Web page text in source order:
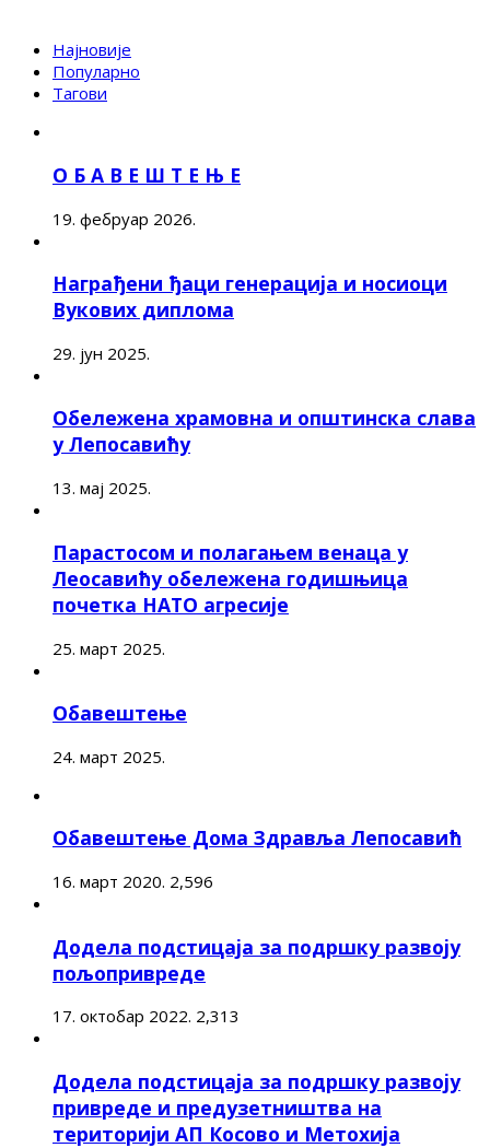
Најновије
Популарно
Тагови
О Б А В Е Ш Т Е Њ Е
19. фебруар 2026.
Награђени ђаци генерација и носиоци
Вукових диплома
29. јун 2025.
Обележена храмовна и општинска слава
у Лепосавићу
13. мај 2025.
Парастосом и полагањем венаца у
Леосавићу обележена годишњица
почетка НАТО агресије
25. март 2025.
Обавештење
24. март 2025.
Обавештење Дома Здравља Лепосавић
16. март 2020. 2,596
Додела подстицаја за подршку развоју
пољопривреде
17. октобар 2022. 2,313
Додела подстицаја за подршку развоју
привреде и предузетништва на
територији АП Косово и Метохија